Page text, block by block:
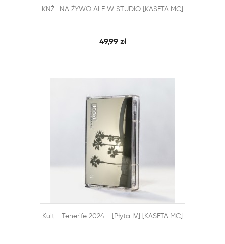
DODAJ DO KOSZYKA SZYBKI PODGLĄD
KNŻ- NA ŻYWO ALE W STUDIO [KASETA MC]
49,99 zł
DODAJ DO KOSZYKA  SZYBKI PODGLĄD
Kult - Tenerife 2024 - [Płyta IV] [KASETA MC]